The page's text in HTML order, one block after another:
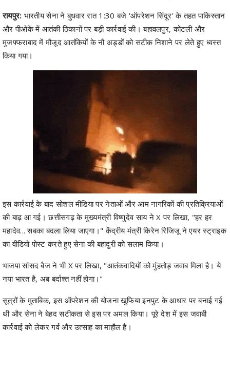
रायपुर: भारतीय सेना ने बुधवार रात 1:30 बजे 'ऑपरेशन सिंदूर' के तहत पाकिस्तान
और पीओके में आतंकी ठिकानों पर बड़ी कार्रवाई की। बहावलपुर, कोटली और
मुजफ्फराबाद में मौजूद आतंकियों के नौ अड्डों को सटीक निशाने पर लेते हुए ध्वस्त
किया गया।
इस कार्रवाई के बाद सोशल मीडिया पर नेताओं और आम नागरिकों की प्रतिक्रियाओं
की बाढ़ आ गई। छत्तीसगढ़ के मुख्यमंत्री विष्णुदेव साय ने X पर लिखा, "हर हर
महादेव... सबका बदला लिया जाएगा।" केंद्रीय मंत्री किरेन रिजिजू ने एयर स्ट्राइक
का वीडियो पोस्ट करते हुए सेना की बहादुरी को सलाम किया।
भाजपा सांसद बैज ने भी X पर लिखा, "आतंकवादियों को मुंहतोड़ जवाब मिला है। ये
नया भारत है, अब बर्दाश्त नहीं होगा।"
सूत्रों के मुताबिक, इस ऑपरेशन की योजना खुफिया इनपुट के आधार पर बनाई गई
थी और सेना ने बेहद सटीकता से इस पर अमल किया। पूरे देश में इस जवाबी
कार्रवाई को लेकर गर्व और उत्साह का माहौल है।